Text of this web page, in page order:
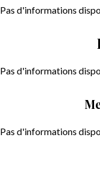
Pas d'informations
Pas d'informations
Pas d'informations